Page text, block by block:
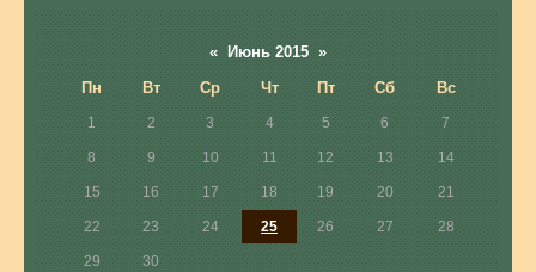
« Июнь 2015 »
Пн
Вт Ср Чт Пт Сб Вс
1 2 3 4 5 6 7
8 9 10 11 12 13 14
15 16 17 18 19 20 21
22 23 24 25 26 27 28
29 30